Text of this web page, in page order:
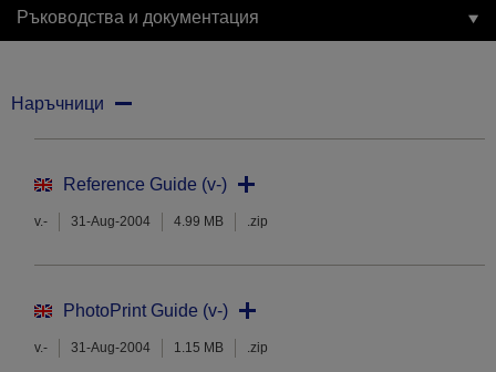
Ръководства и документация
Наръчници
Reference Guide (v-)
v.- 31-Aug-2004 4.99 MB .zip
PhotoPrint Guide (v-)
v.- 31-Aug-2004 1.15 MB .zip